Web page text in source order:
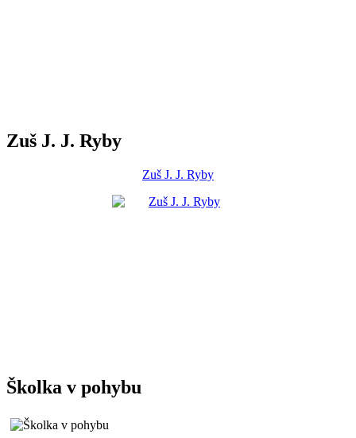
Zuš J. J. Ryby
Zuš J. J. Ryby
Školka v pohybu